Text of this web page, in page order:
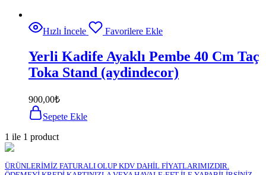
Hızlı İncele Favorilere Ekle
Yerli Kadife Ayaklı Pembe 40 Cm Taç
Toka Stand (aydindecor)
900,00₺
Sepete Ekle
1 ile 1 product
ÜRÜNLERİMİZ FATURALI OLUP KDV DAHİL FİYATLARIMIZDIR.